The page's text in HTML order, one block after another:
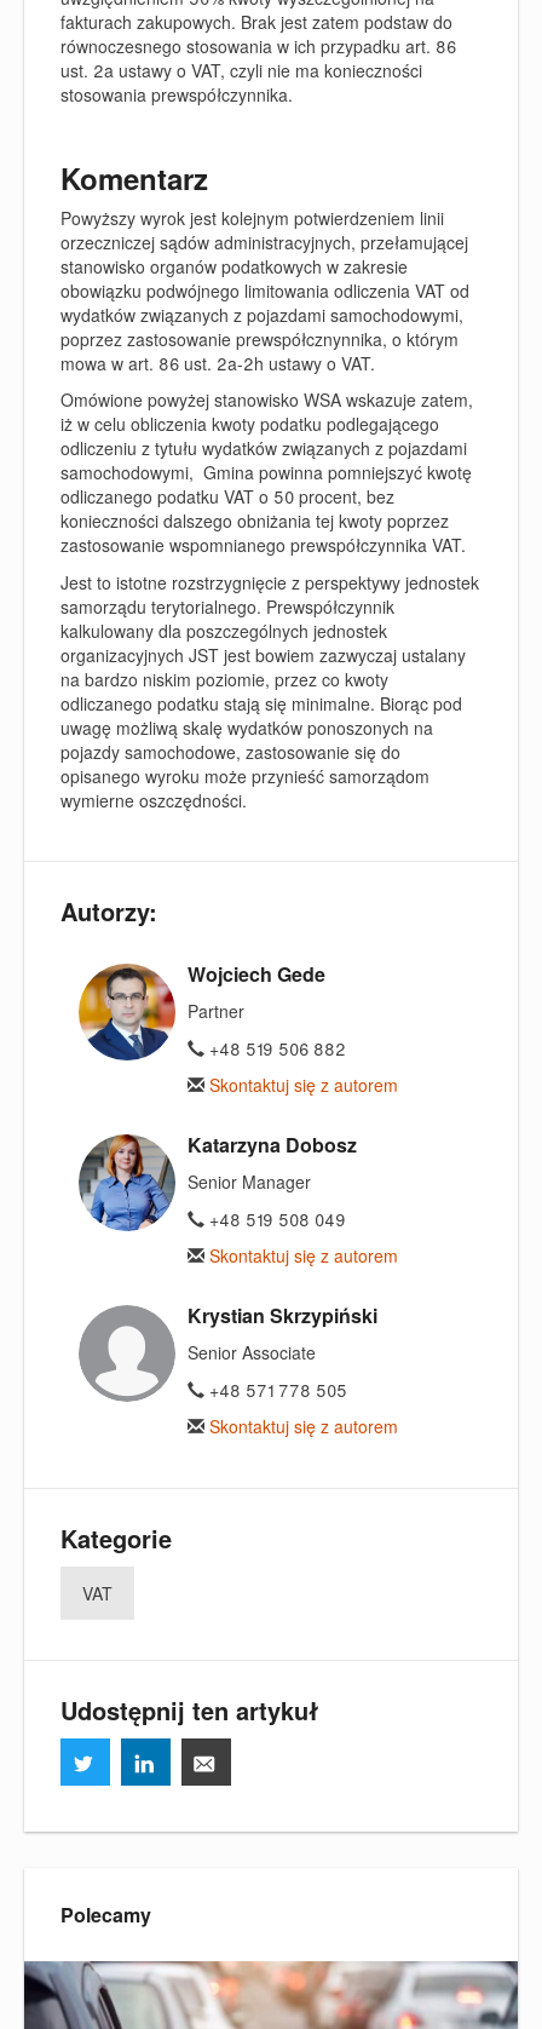
fakturach zakupowych. Brak jest zatem podstaw do
równoczesnego stosowania w ich przypadku art. 86
ust. 2a ustawy o VAT, czyli nie ma konieczności
stosowania prewspółczynnika.
Komentarz
Powyższy wyrok jest kolejnym potwierdzeniem linii
orzeczniczej sądów administracyjnych, przełamującej
stanowisko organów podatkowych w zakresie
obowiązku podwójnego limitowania odliczenia VAT od
wydatków związanych z pojazdami samochodowymi,
poprzez zastosowanie prewspółcznynnika, o którym
mowa w art. 86 ust. 2a-2h ustawy o VAT.
Omówione powyżej stanowisko WSA wskazuje zatem,
iż w celu obliczenia kwoty podatku podlegającego
odliczeniu z tytułu wydatków związanych z pojazdami
samochodowymi, Gmina powinna pomniejszyć kwotę
odliczanego podatku VAT o 50 procent, bez
konieczności dalszego obniżania tej kwoty poprzez
zastosowanie wspomnianego prewspółczynnika VAT.
Jest to istotne rozstrzygnięcie z perspektywy jednostek
samorządu terytorialnego. Prewspółczynnik
kalkulowany dla poszczególnych jednostek
organizacyjnych JST jest bowiem zazwyczaj ustalany
na bardzo niskim poziomie, przez co kwoty
odliczanego podatku stają się minimalne. Biorąc pod
uwagę możliwą skalę wydatków ponoszonych na
pojazdy samochodowe, zastosowanie się do
opisanego wyroku może przynieść samorządom
wymierne oszczędności.
Autorzy:
Wojciech Gede
Partner
+48 519 506 882
Skontaktuj się z autorem
Katarzyna Dobosz
Senior Manager
+48 519 508 049
Skontaktuj się z autorem
Krystian Skrzypiński
Senior Associate
+48 571 778 505
Skontaktuj się z autorem
Kategorie
VAT
Udostępnij ten artykuł
Polecamy